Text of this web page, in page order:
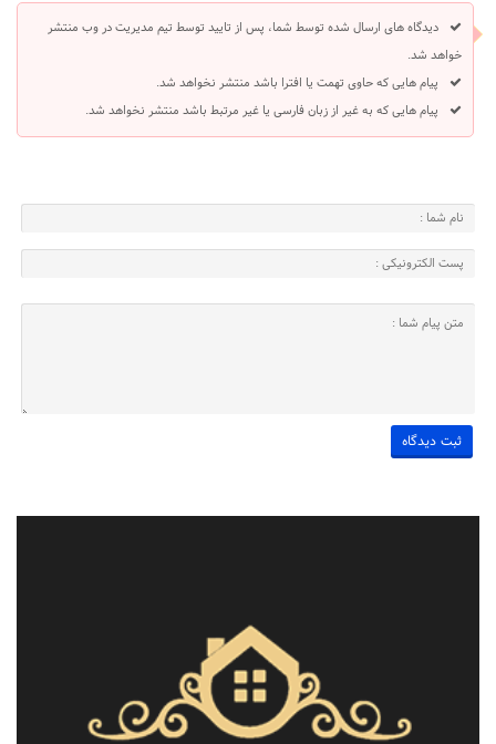
دیدگاه های ارسال شده توسط شما، پس از تایید توسط تیم مدیریت در وب منتشر
خواهد شد.
پیام هایی که حاوی تهمت یا افترا باشد منتشر نخواهد شد.
پیام هایی که به غیر از زبان فارسی یا غیر مرتبط باشد منتشر نخواهد شد.